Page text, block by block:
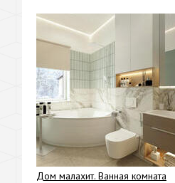
Дом малахит. Ванная комната